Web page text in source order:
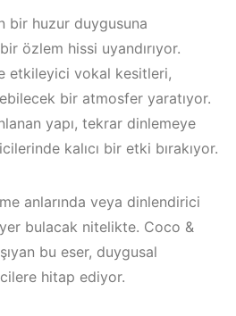
bir huzur duygusuna
özlem hissi uyandırıyor.
etkileyici vokal kesitleri,
bir atmosfer yaratıyor.
yapı, tekrar dinlemeye
kalıcı bir etki bırakıyor.
anlarında veya dinlendirici
bulacak nitelikte. Coco &
bu eser, duygusal
hitap ediyor.